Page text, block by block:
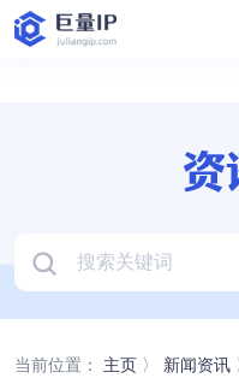
当前位置： 主页 〉 新闻资讯